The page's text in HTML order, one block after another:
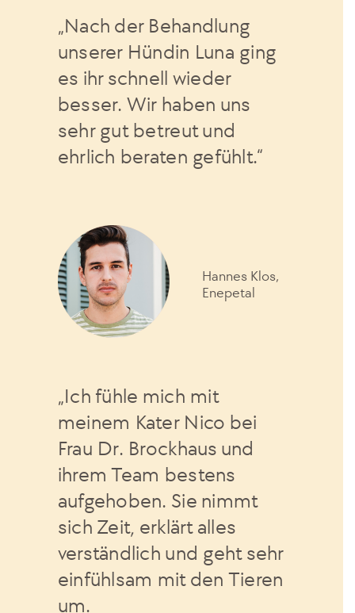
„Nach der Behandlung
unserer Hündin Luna ging
es ihr schnell wieder
besser. Wir haben uns
sehr gut betreut und
ehrlich beraten gefühlt.“
Hannes Klos,
Enepetal
„Ich fühle mich mit
meinem Kater Nico bei
Frau Dr. Brockhaus und
ihrem Team bestens
aufgehoben. Sie nimmt
sich Zeit, erklärt alles
verständlich und geht sehr
einfühlsam mit den Tieren
um.